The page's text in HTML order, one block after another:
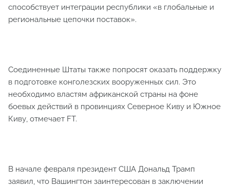
способствует интеграции республики «в глобальные и
региональные цепочки поставок».
Соединенные Штаты также попросят оказать поддержку
в подготовке конголезских вооруженных сил. Это
необходимо властям африканской страны на фоне
боевых действий в провинциях Северное Киву и Южное
Киву, отмечает FT.
В начале февраля президент США Дональд Трамп
заявил, что Вашингтон заинтересован в заключении